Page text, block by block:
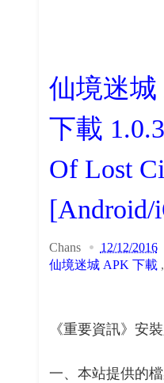
仙境迷城
下載
Of Lost
[Android/
Chans
12/12/2016
仙境迷城 APK 下載,
《重要資訊》安
一、本站提供的